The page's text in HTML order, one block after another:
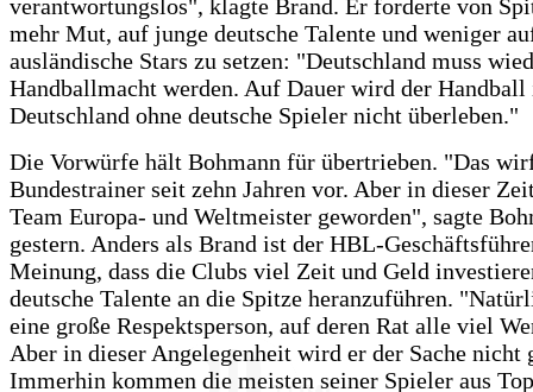
verantwortungslos", klagte Brand. Er forderte von
mehr Mut, auf junge deutsche Talente und weniger
ausländische Stars zu setzen: "Deutschland muss
Handballmacht werden. Auf Dauer wird der Handball
Deutschland ohne deutsche Spieler nicht überleben."
Die Vorwürfe hält Bohmann für übertrieben. "Das
Bundestrainer seit zehn Jahren vor. Aber in dieser
Team Europa- und Weltmeister geworden", sagte
gestern. Anders als Brand ist der HBL-
Meinung, dass die Clubs viel Zeit und Geld
deutsche Talente an die Spitze heranzuführen.
eine große Respektsperson, auf deren Rat alle viel
Aber in dieser Angelegenheit wird er der Sache nicht
Immerhin kommen die meisten seiner Spieler aus